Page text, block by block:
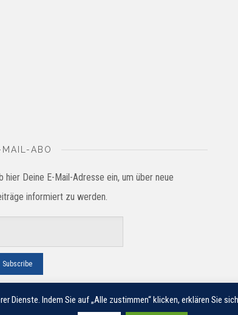
MAIL-ABO
hier Deine E-Mail-Adresse ein, um über neue
informiert zu werden.
Dienste. Indem Sie auf „Alle zustimmen“ klicken, erklären Sie